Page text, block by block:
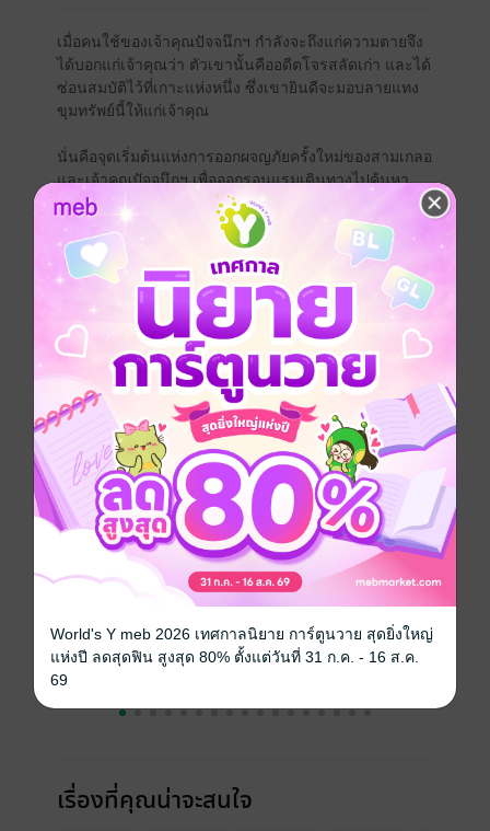
เมื่อคนใช้ของเจ้าคุณปัจจนึกฯ กำลังจะถึงแก่ความตายจึง
ได้บอกแก่เจ้าคุณว่า ตัวเขานั้นคืออดีตโจรสลัดเก่า และได้
ซ่อนสมบัติไว้ที่เกาะแห่งหนึ่ง ซึ่งเขายินดีจะมอบลายแทง
ขุมทรัพย์นี้ให้แก่เจ้าคุณ
นั่นคือจุดเริ่มต้นแห่งการออกผจญภัยครั้งใหม่ของสามเกลอ
และเจ้าคุณปัจจนึกฯ เพื่อออกรอนแรมเดินทางไปค้นหา
สมบัติมหาโจรในครั้งนี้
ตลก ย้อนยุค/พีเรียด คลาสสิก
ซีรีส์ สามเกลอ (พล นิกร กิมหงวน) ชุดวัยหนุ่ม
ประเภทไฟล์ pdf, epub
วันที่วางขาย 24 สิงหาคม 2559
ความยาว 115 หน้า (≈ 20,510 คำ)
ราคาปก 55 บาท (ประหยัด 34%)
เล่มอื่นๆ ในซีรีส์ ดูทั้งหมด
เรื่องที่คุณน่าจะสนใจ
World's Y meb 2026 เทศกาลนิยาย การ์ตูนวาย สุดยิ่งใหญ่
แห่งปี ลดสุดฟิน สูงสุด 80% ตั้งแต่วันที่ 31 ก.ค. - 16 ส.ค.
69